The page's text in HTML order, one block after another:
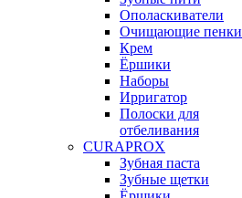
Ополаскиватели
Очищающие пенки
Крем
Ёршики
Наборы
Ирригатор
Полоски для
отбеливания
CURAPROX
Зубная паста
Зубные щетки